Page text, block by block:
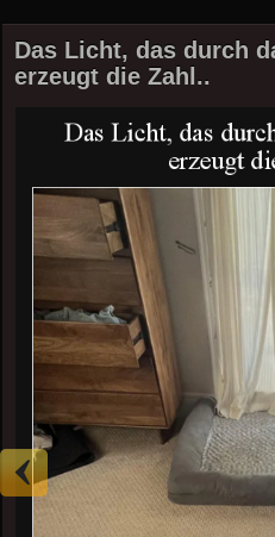
Das Licht, das durch
erzeugt die Zahl..